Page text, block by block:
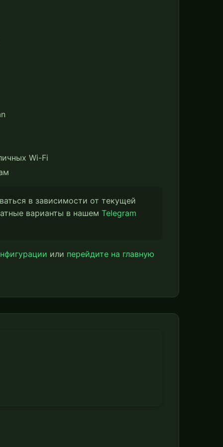
Wi-Fi
в зависимости от текущей
варианты в нашем Telegram
или перейдите на главную